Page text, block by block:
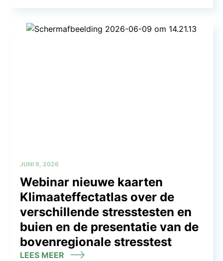
JUNI 9, 2026
Webinar nieuwe kaarten
Klimaateffectatlas over de
verschillende stresstesten en
buien en de presentatie van de
bovenregionale stresstest
LEES MEER